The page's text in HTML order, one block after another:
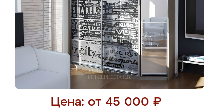
Цена: от 45 000 ₽